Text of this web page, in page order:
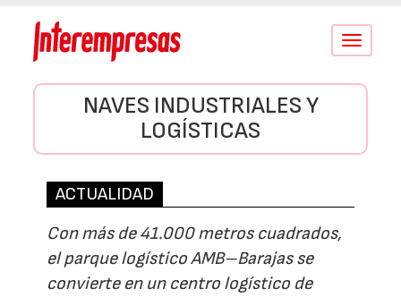
Conmutar
NAVES INDUSTRIALES Y
LOGÍSTICAS
ACTUALIDAD
Con más de 41.000 metros cuadrados,
el parque logístico AMB–Barajas se
convierte en un centro logístico de